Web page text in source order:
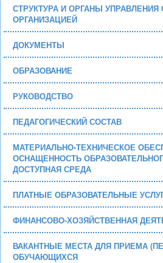
СТРУКТУРА И ОРГАНЫ
ОРГАНИЗАЦИЕЙ
ДОКУМЕНТЫ
ОБРАЗОВАНИЕ
РУКОВОДСТВО
ПЕДАГОГИЧЕСКИЙ СОСТАВ
МАТЕРИАЛЬНО-ТЕХНИЧЕСКОЕ
ОСНАЩЕННОСТЬ
ДОСТУПНАЯ СРЕДА
ПЛАТНЫЕ ОБРАЗОВАТЕЛЬНЫЕ
ФИНАНСОВО-ХОЗЯЙСТВЕННАЯ
ВАКАНТНЫЕ МЕСТА ДЛЯ ПРИЕМА
ОБУЧАЮЩИХСЯ